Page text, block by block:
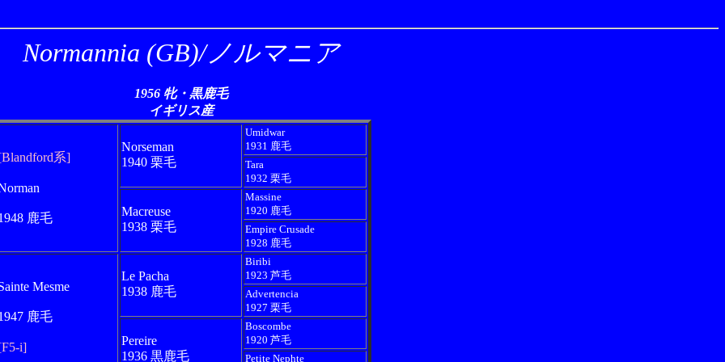
Normannia (GB)/ノルマニア
1956 牝・黒鹿毛
イギリス産
系]
鹿毛
Norseman
1940 栗毛
Umidwar
1931 鹿毛
Tara
1932 栗毛
Macreuse
1938 栗毛
Massine
1920 鹿毛
Empire Crusade
1928 鹿毛
Mesme
鹿毛
i]
Le Pacha
1938 鹿毛
Biribi
1923 芦毛
Advertencia
1927 栗毛
Pereire
1936 黒鹿毛
Boscombe
1920 芦毛
Petite Nephte